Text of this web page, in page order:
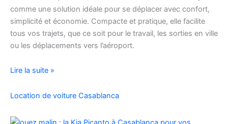
comme une solution idéale pour se déplacer avec confort,
simplicité et économie. Compacte et pratique, elle facilite
tous vos trajets, que ce soit pour le travail, les sorties en ville
ou les déplacements vers l’aéroport.
Location
voiture
C3
Lire la suite »
Location de voiture Casablanca